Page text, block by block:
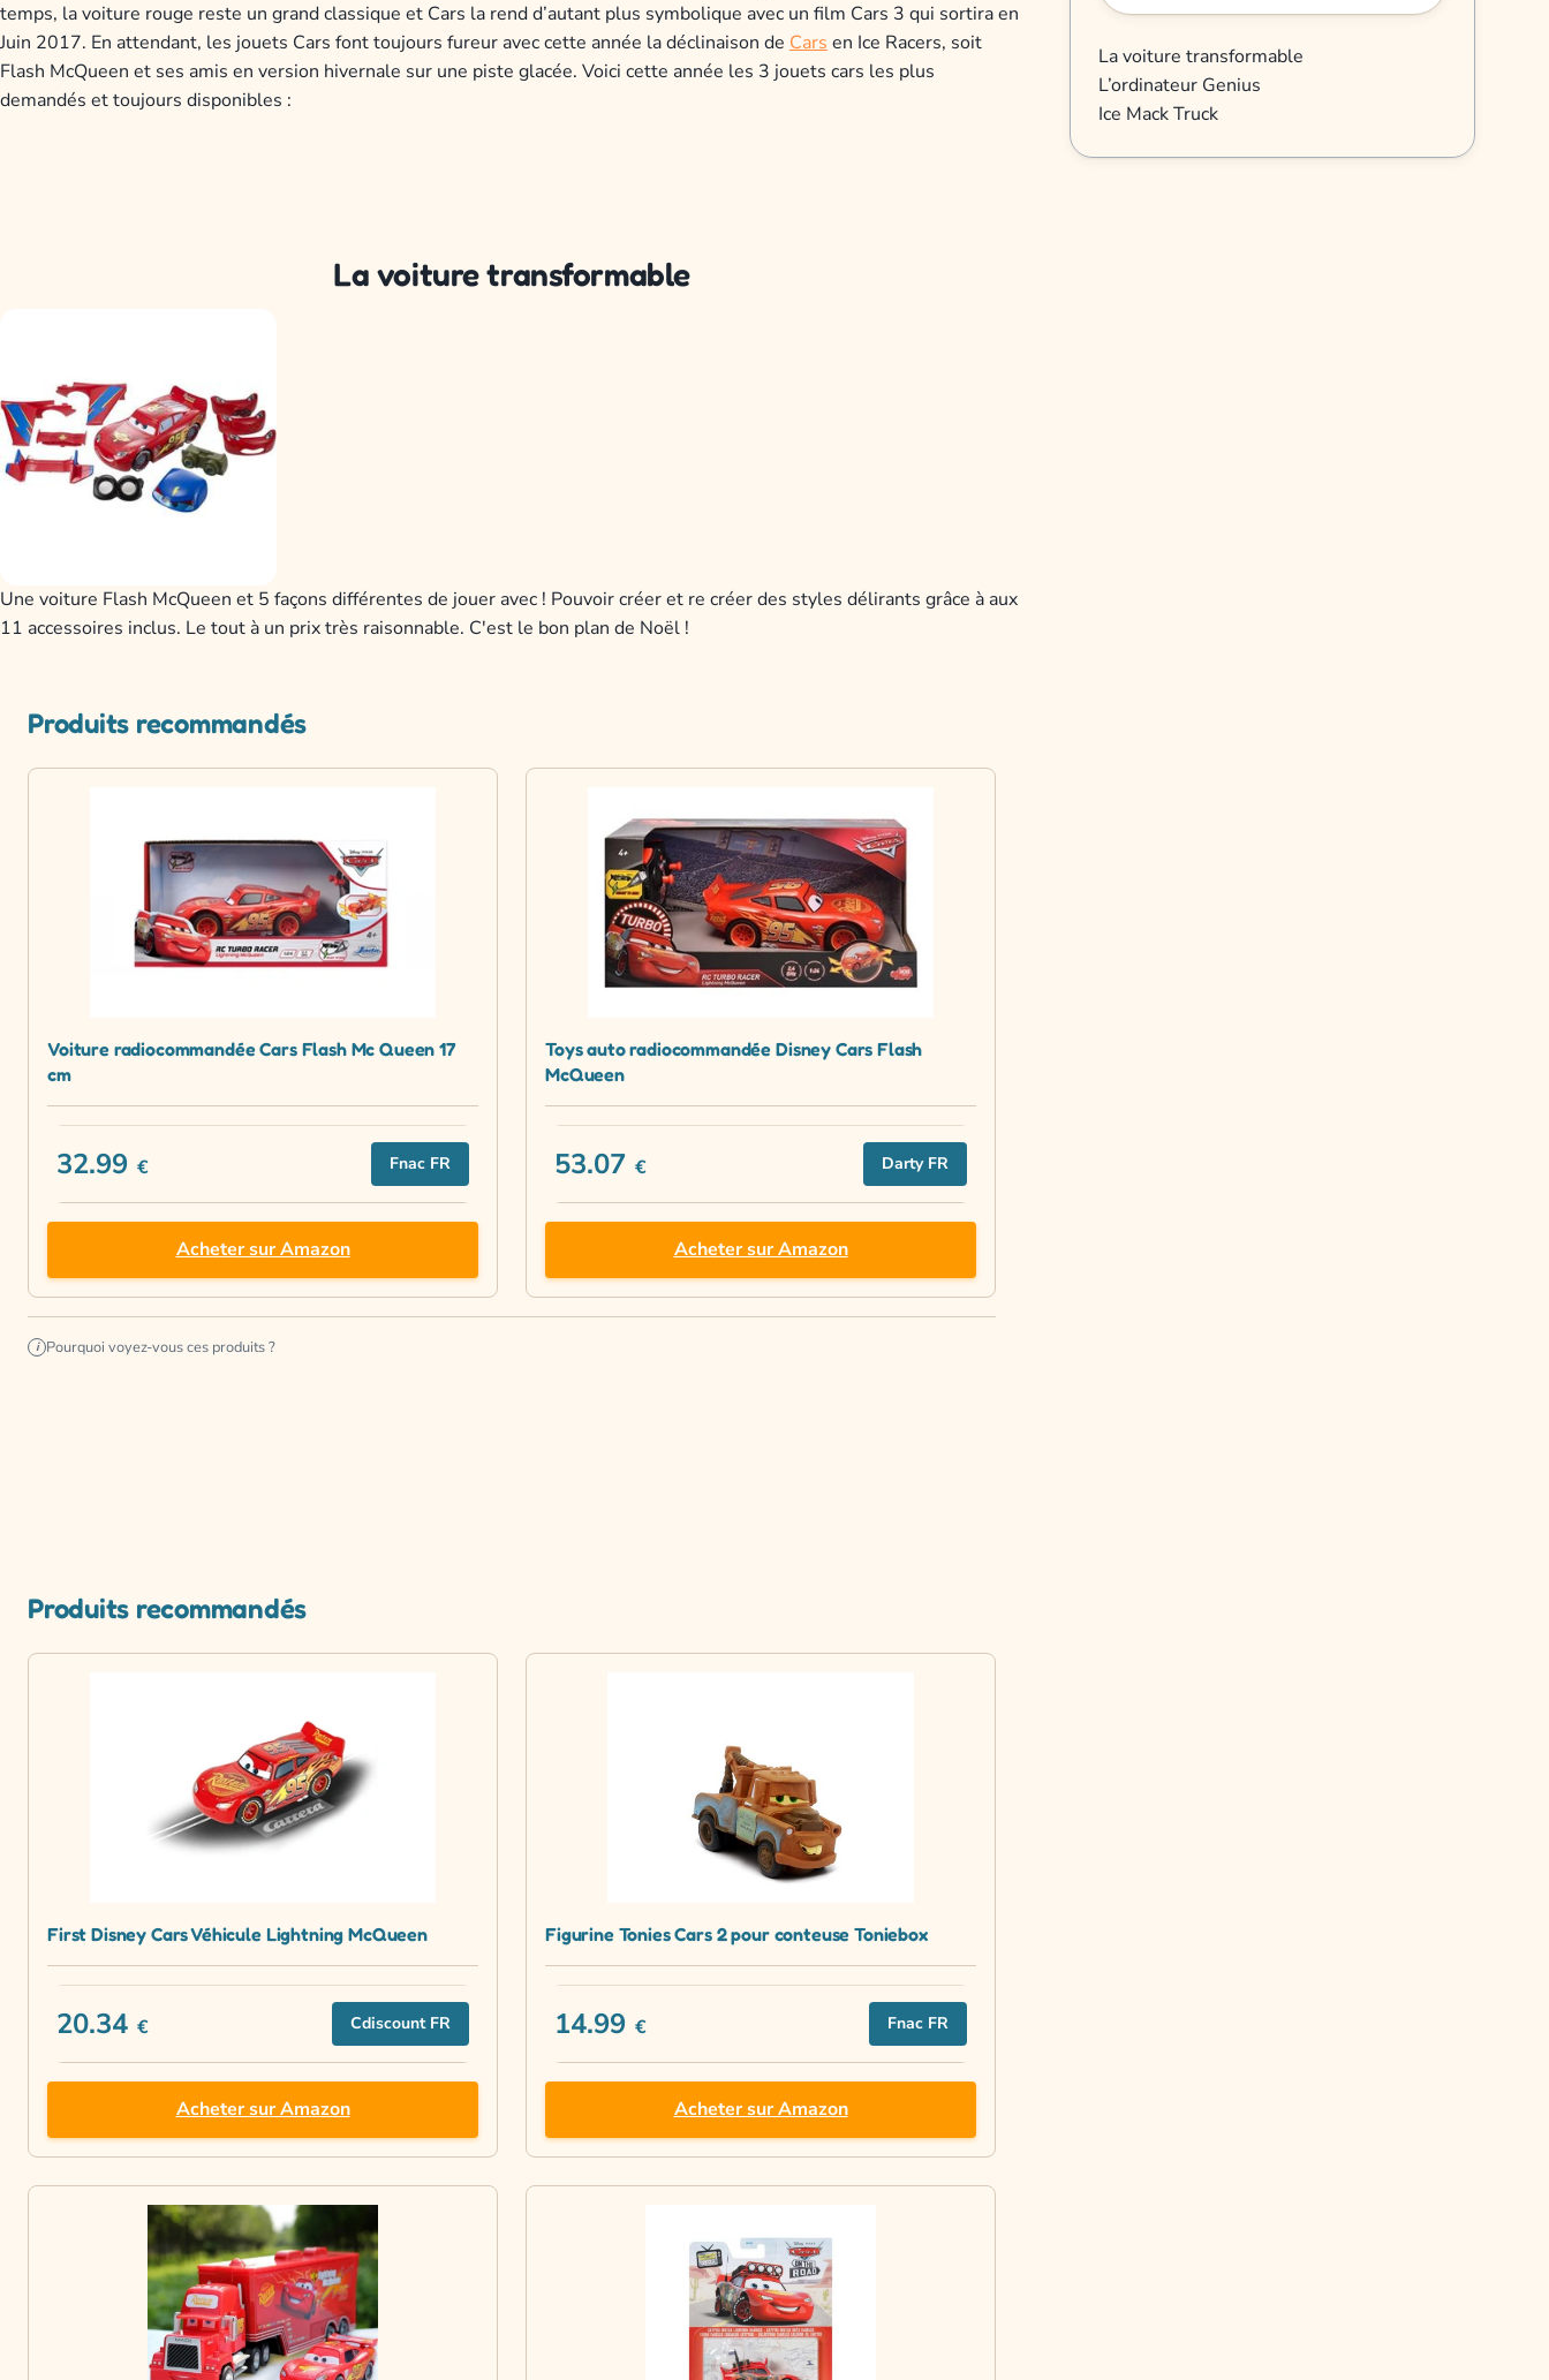
temps, la voiture rouge reste un grand classique et Cars la rend d’autant plus symbolique avec un film Cars 3 qui sortira en
Juin 2017. En attendant, les jouets Cars font toujours fureur avec cette année la déclinaison de Cars en Ice Racers, soit
Flash McQueen et ses amis en version hivernale sur une piste glacée. Voici cette année les 3 jouets cars les plus
demandés et toujours disponibles :
La voiture transformable
Une voiture Flash McQueen et 5 façons différentes de jouer avec ! Pouvoir créer et re créer des styles délirants grâce à aux
11 accessoires inclus. Le tout à un prix très raisonnable. C'est le bon plan de Noël !
Produits recommandés
Voiture radiocommandée Cars Flash Mc Queen 17
cm
32.99 € Fnac FR
Acheter sur Amazon
Toys auto radiocommandée Disney Cars Flash
McQueen
53.07 € Darty FR
Acheter sur Amazon
i Pourquoi voyez-vous ces produits ?
Produits recommandés
First Disney Cars Véhicule Lightning McQueen
20.34 € Cdiscount FR
Acheter sur Amazon
Figurine Tonies Cars 2 pour conteuse Toniebox
14.99 € Fnac FR
Acheter sur Amazon
La voiture transformable
L’ordinateur Genius
Ice Mack Truck